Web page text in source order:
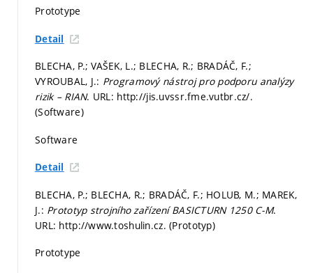
Prototype
Detail
BLECHA, P.; VAŠEK, L.; BLECHA, R.; BRADÁČ, F.;
VYROUBAL, J.: Programový nástroj pro podporu analýzy
rizik – RIAN. URL: http://jis.uvssr.fme.vutbr.cz/.
(Software)
Software
Detail
BLECHA, P.; BLECHA, R.; BRADÁČ, F.; HOLUB, M.; MAREK,
J.: Prototyp strojního zařízení BASICTURN 1250 C-M.
URL: http://www.toshulin.cz. (Prototyp)
Prototype